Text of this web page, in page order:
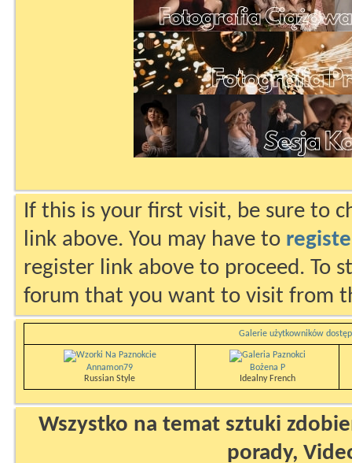
If this is your first visit, be sure to
link above. You may have to
register link above to proceed. To
forum that you want to visit from
Galerie użytkowników
Annamon79
Russian Style
Bożena P
Idealny French
Wszystko na temat sztuki
porady,